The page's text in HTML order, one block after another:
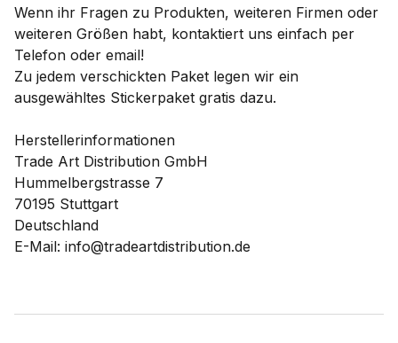
Wenn ihr Fragen zu Produkten, weiteren Firmen oder
weiteren Größen habt, kontaktiert uns einfach per
Telefon oder email!
Zu jedem verschickten Paket legen wir ein
ausgewähltes Stickerpaket gratis dazu.
Herstellerinformationen
Trade Art Distribution GmbH
Hummelbergstrasse 7
70195 Stuttgart
Deutschland
E-Mail: info@tradeartdistribution.de